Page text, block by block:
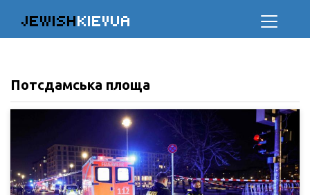
JEWISHKIEVUA
Потсдамська площа